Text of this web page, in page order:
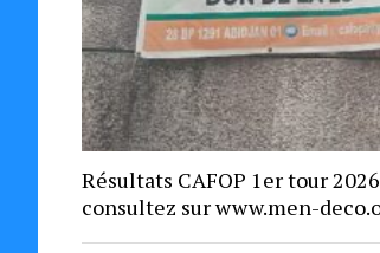
Résultats CAFOP 1er tour
consultez sur www.men-